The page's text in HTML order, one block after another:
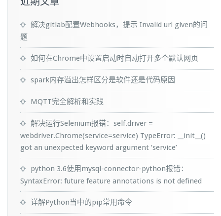
解决gitlab配置Webhooks，提示 Invalid url given的问
题
如何在Chrome中设置启动时自动打开多个默认网页
spark内存溢出怎样区分是软件还是代码原因
MQTT完全解析和实践
解决运行Selenium报错：self.driver =
webdriver.Chrome(service=service) TypeError: __init__()
got an unexpected keyword argument ‘service’
python 3.6使用mysql-connector-python报错：
SyntaxError: future feature annotations is not defined
详解Python当中的pip常用命令